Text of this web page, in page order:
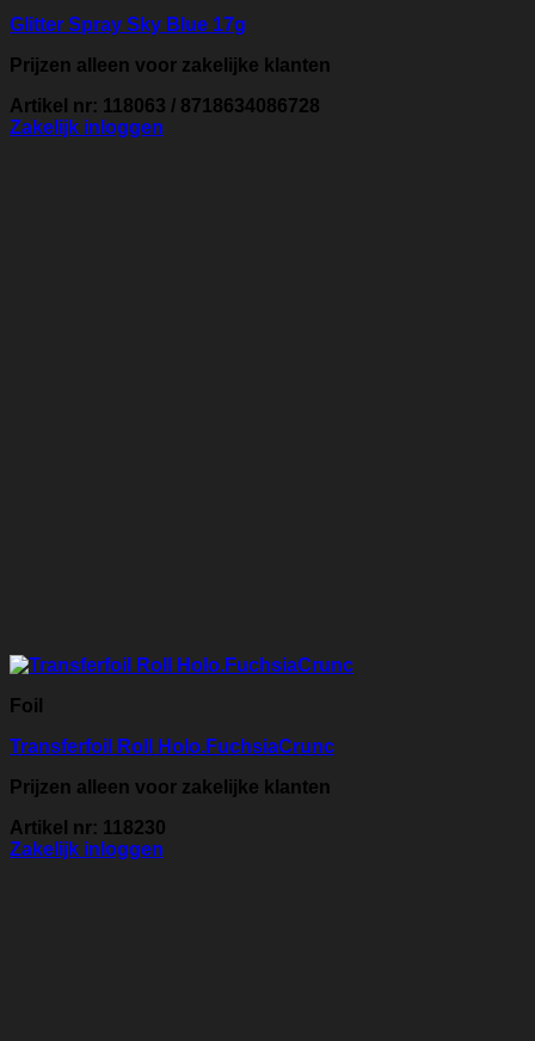
Glitter Spray Sky Blue 17g
Prijzen alleen voor zakelijke klanten
Artikel nr: 118063 / 8718634086728
Zakelijk inloggen
Foil
Transferfoil Roll Holo.FuchsiaCrunc
Prijzen alleen voor zakelijke klanten
Artikel nr: 118230
Zakelijk inloggen